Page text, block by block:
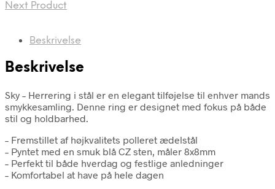
Next Product
Beskrivelse
Beskrivelse
Sky – Herrering i stål er en elegant tilføjelse til enhver mands
smykkesamling. Denne ring er designet med fokus på både
stil og holdbarhed.
– Fremstillet af højkvalitets polleret ædelstål
– Pyntet med en smuk blå CZ sten, måler 8x8mm
– Perfekt til både hverdag og festlige anledninger
– Komfortabel at have på hele dagen